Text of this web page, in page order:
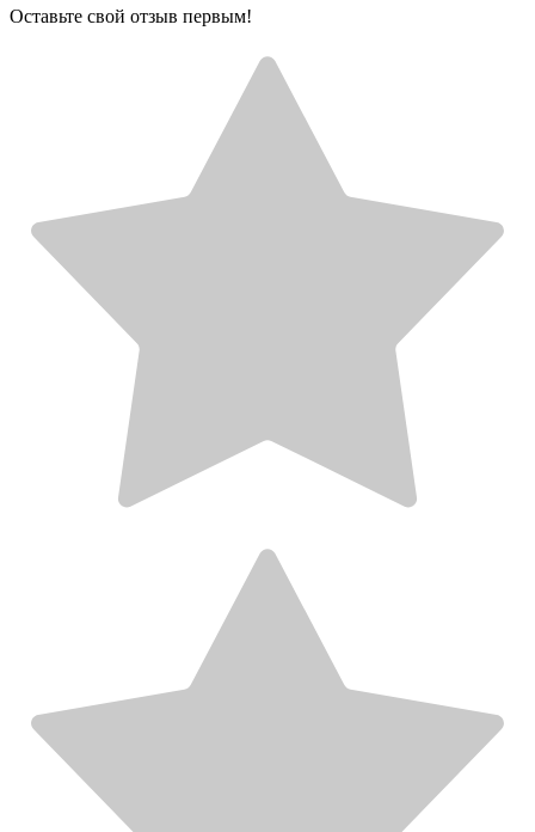
Оставьте свой отзыв первым!